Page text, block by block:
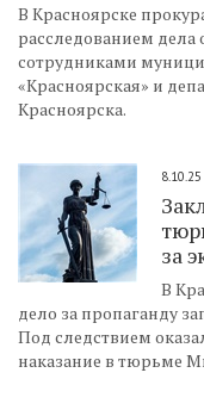
В Красноярске
расследованием
сотрудниками
«Красноярская» и
Красноярска.
8.10.25
за
В
дело за пропаганду
Под следствием
наказание в тюрьме